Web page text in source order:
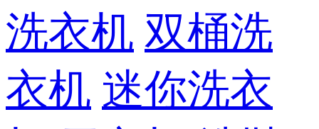
洗衣机 双桶洗
衣机 迷你洗衣